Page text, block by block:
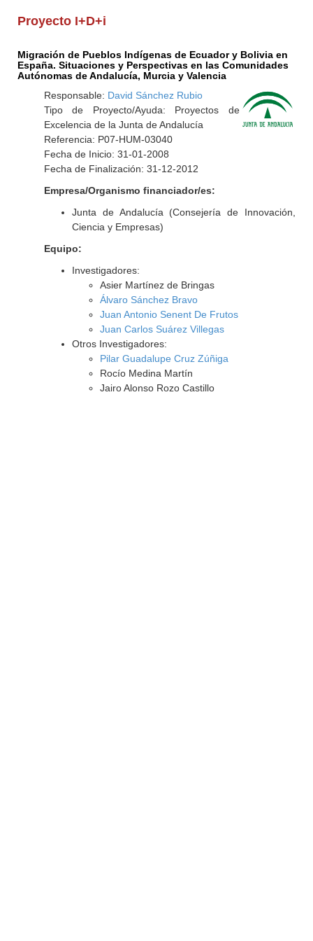
Proyecto I+D+i
Migración de Pueblos Indígenas de Ecuador y Bolivia en
España. Situaciones y Perspectivas en las Comunidades
Autónomas de Andalucía, Murcia y Valencia
Responsable: David Sánchez Rubio
Tipo de Proyecto/Ayuda: Proyectos de
Excelencia de la Junta de Andalucía
Referencia: P07-HUM-03040
Fecha de Inicio: 31-01-2008
Fecha de Finalización: 31-12-2012
Empresa/Organismo financiador/es:
Junta de Andalucía (Consejería de Innovación,
Ciencia y Empresas)
Equipo:
Investigadores:
Asier Martínez de Bringas
Álvaro Sánchez Bravo
Juan Antonio Senent De Frutos
Juan Carlos Suárez Villegas
Otros Investigadores:
Pilar Guadalupe Cruz Zúñiga
Rocío Medina Martín
Jairo Alonso Rozo Castillo